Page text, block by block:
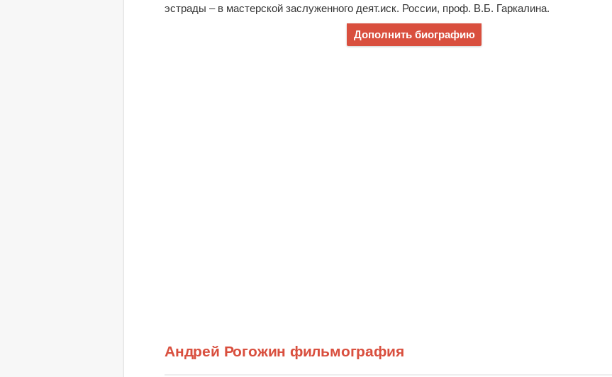
эстрады – в мастерской заслуженного деят.иск. России, проф. В.Б. Гаркалина.
Дополнить биографию
Андрей Рогожин фильмография